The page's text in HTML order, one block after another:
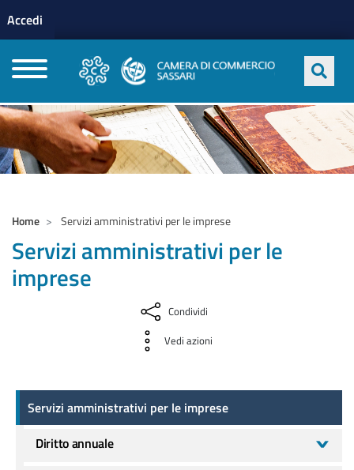
profilo utente
Accedi
Home Servizi amministrativi per le imprese
Servizi amministrativi per le
imprese
Condividi
Vedi azioni
Servizi amministrativi per le imprese
Servizi amministrativi per le imprese
Diritto annuale